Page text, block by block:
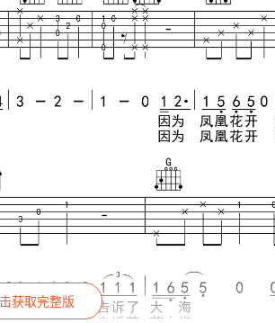
获取完整版